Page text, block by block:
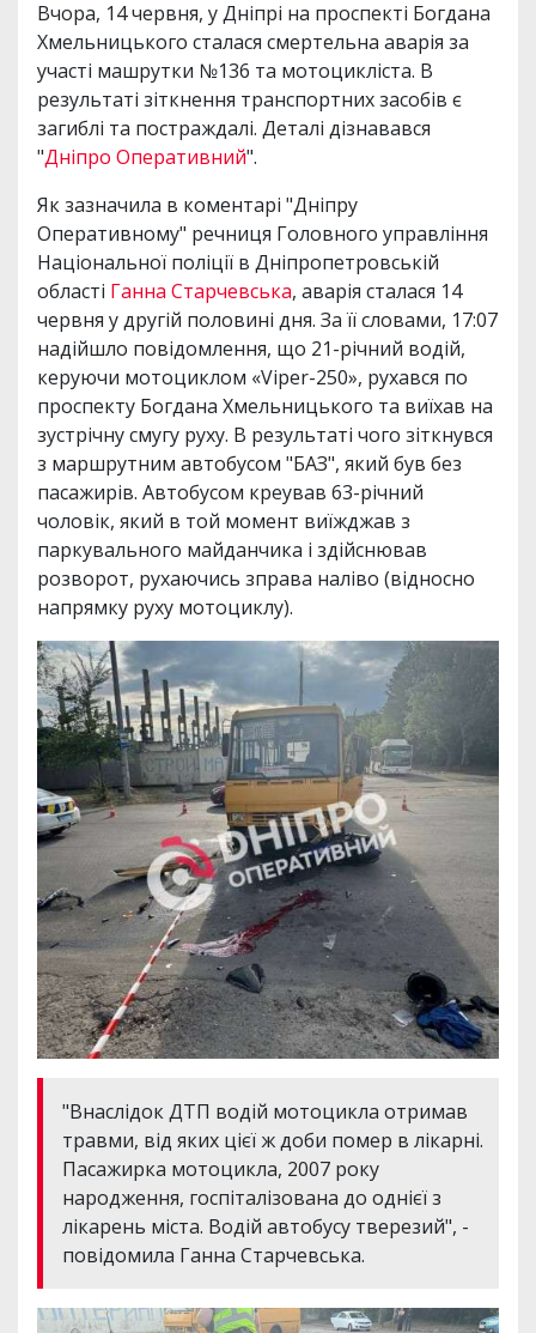
Вчора, 14 червня, у Дніпрі на проспекті Богдана
Хмельницького сталася смертельна аварія за
участі машрутки №136 та мотоцикліста. В
результаті зіткнення транспортних засобів є
загиблі та постраждалі. Деталі дізнавався
"Дніпро Оперативний".
Як зазначила в коментарі "Дніпру
Оперативному" речниця Головного управління
Національної поліції в Дніпропетровській
області Ганна Старчевська, аварія сталася 14
червня у другій половині дня. За її словами, 17:07
надійшло повідомлення, що 21-річний водій,
керуючи мотоциклом «Viper-250», рухався по
проспекту Богдана Хмельницького та виїхав на
зустрічну смугу руху. В результаті чого зіткнувся
з маршрутним автобусом "БАЗ", який був без
пасажирів. Автобусом креував 63-річний
чоловік, який в той момент виїжджав з
паркувального майданчика і здійснював
розворот, рухаючись зправа наліво (відносно
напрямку руху мотоциклу).
"Внаслідок ДТП водій мотоцикла отримав
травми, від яких цієї ж доби помер в лікарні.
Пасажирка мотоцикла, 2007 року
народження, госпіталізована до однієї з
лікарень міста. Водій автобусу тверезий", -
повідомила Ганна Старчевська.